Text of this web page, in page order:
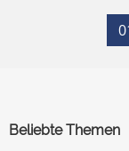
Beliebte Themen